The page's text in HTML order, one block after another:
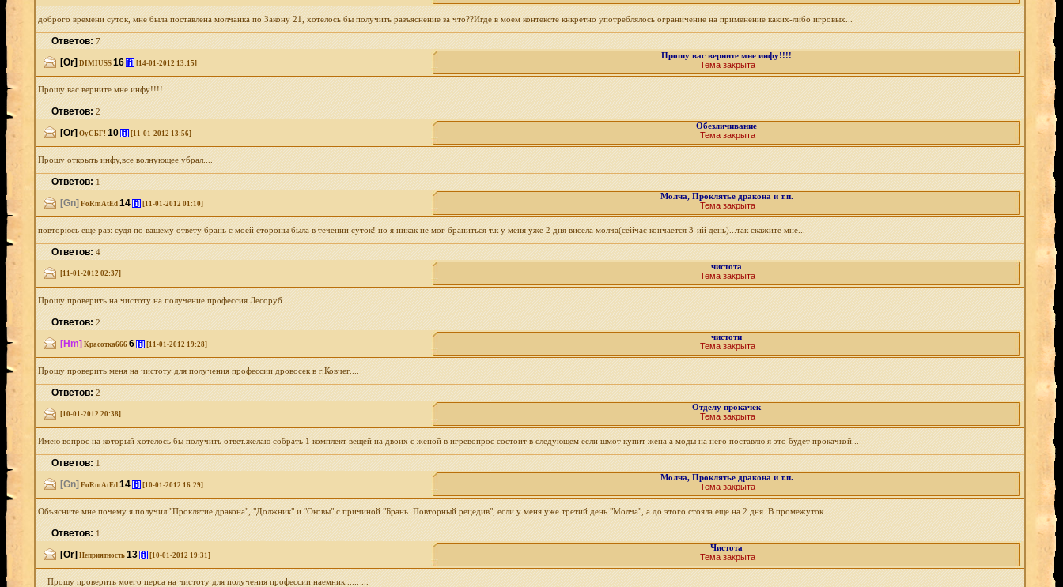
доброго времени суток, мне была поставлена молчанка по Закону 21, хотелось бы получить разъяснение за что??Игде в моем контексте кнкретно употреблялось ограничение на применение каких-либо игровых...
Ответов:7
[Or] DIMIUSS 16 [i] [14-01-2012 13:15]
Прошу вас верните мне инфу!!!!
Тема закрыта
Прошу вас верните мне инфу!!!!...
Ответов:2
[Or] ОуСБГ! 10 [i] [11-01-2012 13:56]
Обезличивание
Тема закрыта
Прошу открыть инфу,все волнующее убрал....
Ответов:1
[Gn] FoRmAtEd 14 [i] [11-01-2012 01:10]
Молча, Проклятье дракона и т.п.
Тема закрыта
повторюсь еще раз: судя по вашему ответу брань с моей стороны была в течении суток! но я никак не мог браниться т.к у меня уже 2 дня висела молча(сейчас кончается 3-ий день)...так скажите мне...
Ответов:4
[11-01-2012 02:37]
чистота
Тема закрыта
Прошу проверить на чистоту на получение профессия Лесоруб...
Ответов:2
[Hm] Красотка666 6 [i] [11-01-2012 19:28]
чистоти
Тема закрыта
Прошу проверить меня на чистоту для получения профессии дровосек в г.Ковчег....
Ответов:2
[10-01-2012 20:38]
Отделу прокачек
Тема закрыта
Имею вопрос на который хотелось бы получить ответ.желаю собрать 1 комплект вещей на двоих с женой в игревопрос состоит в следующем если шмот купит жена а моды на него поставлю я это будет прокачкой...
Ответов:1
[Gn] FoRmAtEd 14 [i] [10-01-2012 16:29]
Молча, Проклятье дракона и т.п.
Тема закрыта
Объясните мне почему я получил "Проклятие дракона", "Должник" и "Оковы" с причиной "Брань. Повторный рецедив", если у меня уже третий день "Молча", а до этого стояла еще на 2 дня. В промежуток...
Ответов:1
[Or] Неприятность 13 [i] [10-01-2012 19:31]
Чистота
Тема закрыта
Прошу проверить моего перса на чистоту для получения профессии наемник...... ...